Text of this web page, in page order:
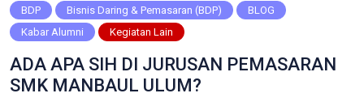
BDP Bisnis Daring & Pemasaran (BDP)
BLOG
Kabar Alumni
Kegiatan Lain
ADA APA SIH DI JURUSAN PEMASARAN
SMK MANBAUL ULUM?